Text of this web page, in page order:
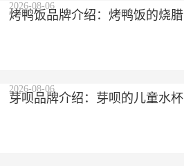
烤鸭饭品牌介绍：烤鸭饭的烧腊
2026-08-06
芽呗品牌介绍：芽呗的儿童水杯
2026-08-06